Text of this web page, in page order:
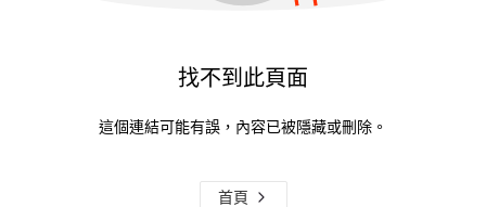
找不到此頁面
這個連結可能有誤，內容已被隱藏或刪除。
首頁